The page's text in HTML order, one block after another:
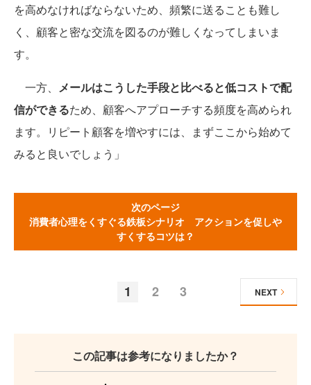
を高めなければならないため、頻繁に送ることも難し
く、顧客と密な交流を図るのが難しくなってしまいま
す。
一方、 メールはこうした手段と比べると低コストで配
信ができるため、顧客へアプローチする頻度を高められ
ます。リピート顧客を増やすには、まずここから始めて
みると良いでしょう」
次のページ
消費者心理をくすぐる鉄板シナリオ アクションを促しや
すくするコツは？
1 2 3 NEXT
この記事は参考になりましたか？